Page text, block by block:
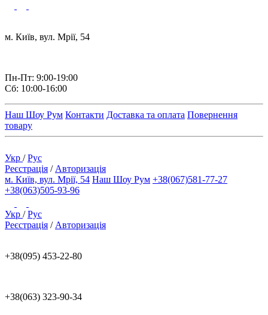
м. Київ, вул. Мрії, 54
Пн-Пт: 9:00-19:00
Сб: 10:00-16:00
Наш Шоу Рум Контакти Доставка та оплата Повернення
товару
Укр /Рус
Реєстрація / Авторизація
м. Київ, вул. Мрії, 54 Наш Шоу Рум +38(067)581-77-27
+38(063)505-93-96
Укр /Рус
Реєстрація / Авторизація
+38(095) 453-22-80
+38(063) 323-90-34